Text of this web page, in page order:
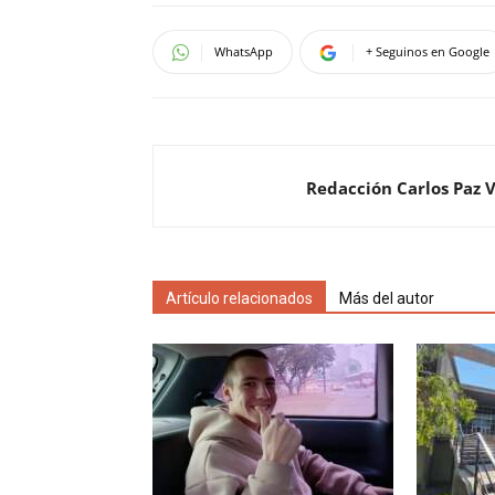
WhatsApp + Seguinos en Google
Redacción Carlos Paz
Artículo relacionados Más del autor